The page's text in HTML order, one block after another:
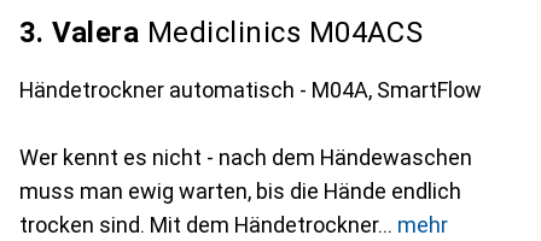
3. Valera Mediclinics M04ACS
Händetrockner automatisch - M04A, SmartFlow
Wer kennt es nicht - nach dem Händewaschen
muss man ewig warten, bis die Hände endlich
trocken sind. Mit dem Händetrockner
mehr